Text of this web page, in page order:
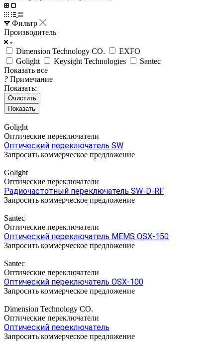
Фильтр
Производитель
Dimension Technology CO.
EXFO
Golight
Keysight Technologies
Santec
Показать все
? Примечание
Показать:
Очистить
Golight
Оптические переключатели
Оптический переключатель SW
Запросить коммерческое предложение
Golight
Оптические переключатели
Радиочастотный переключатель SW-D-RF
Запросить коммерческое предложение
Santec
Оптические переключатели
Оптический переключатель MEMS OSX-150
Запросить коммерческое предложение
Santec
Оптические переключатели
Оптический переключатель OSX-100
Запросить коммерческое предложение
Dimension Technology CO.
Оптические переключатели
Оптический переключатель
Запросить коммерческое предложение